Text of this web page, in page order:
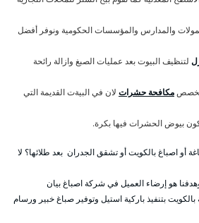
والمدارس والمؤسسات الحكومية ونوفر أفضل
لتنظيف البيوت بعد عمليات الصبغ وازالة رائحة
مكافحة حشرات لان في البيةت القديمة التي
بيوض الحشرات فيها بكرة.
أو اصباغ بالكويت أو تشقق الجدران بعد طلائها؟ لا
هو إرضاء العميل في شركة اصباغ بيان
بتنفيذ باركية استيل وتوفير صباغ خبير ورسام